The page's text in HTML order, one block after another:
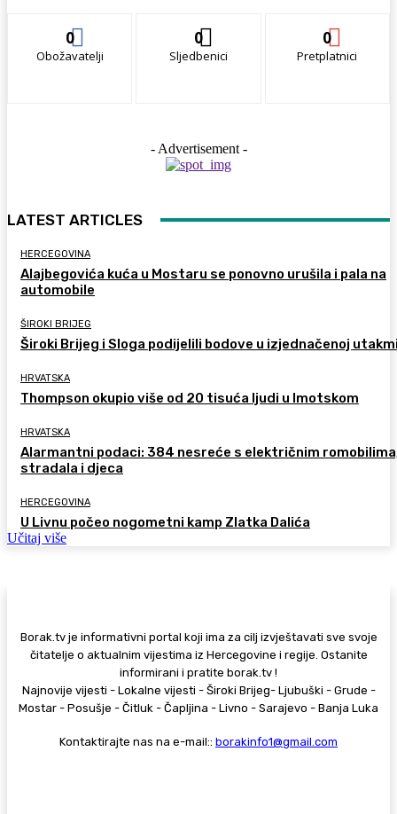
0
Obožavatelji
0
Sljedbenici
0
Pretplatnici
- Advertisement -
LATEST ARTICLES
HERCEGOVINA
Alajbegovića kuća u Mostaru se ponovno urušila i pala na
automobile
ŠIROKI BRIJEG
Široki Brijeg i Sloga podijelili bodove u izjednačenoj
HRVATSKA
Thompson okupio više od 20 tisuća ljudi u Imotskom
HRVATSKA
Alarmantni podaci: 384 nesreće s električnim
stradala i djeca
HERCEGOVINA
U Livnu počeo nogometni kamp Zlatka Dalića
Učitaj više
Borak.tv je informativni portal koji ima za cilj izvještavati sve svoje
čitatelje o aktualnim vijestima iz Hercegovine i regije. Ostanite
informirani i pratite borak.tv !
Najnovije vijesti - Lokalne vijesti - Široki Brijeg- Ljubuški - Grude -
Mostar - Posušje - Čitluk - Čapljina - Livno - Sarajevo - Banja Luka
Kontaktirajte nas na e-mail:: borakinfo1@gmail.com